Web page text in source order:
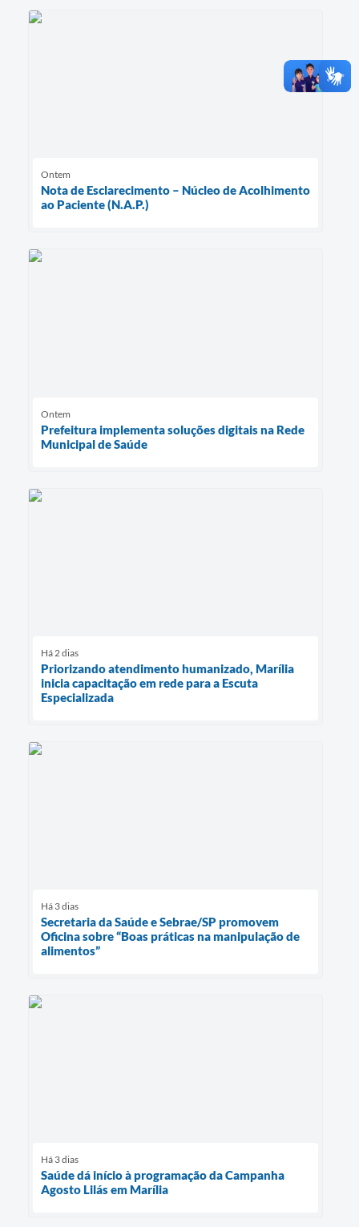
Ontem
Nota de Esclarecimento – Núcleo de Acolhimento
ao Paciente (N.A.P.)
Ontem
Prefeitura implementa soluções digitais na Rede
Municipal de Saúde
Há 2 dias
Priorizando atendimento humanizado, Marília
inicia capacitação em rede para a Escuta
Especializada
Há 3 dias
Secretaria da Saúde e Sebrae/SP promovem
Oficina sobre “Boas práticas na manipulação de
alimentos”
Há 3 dias
Saúde dá início à programação da Campanha
Agosto Lilás em Marília